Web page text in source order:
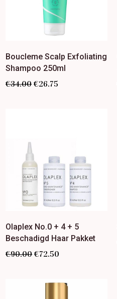
Boucleme Scalp Exfoliating
Shampoo 250ml
€34.00 €26.75
Olaplex No.0 + 4 + 5
Beschadigd Haar Pakket
€90.00 €72.50